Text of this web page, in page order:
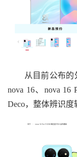
从目前公布的外
nova 16、nova 16
Deco，整体辨识度